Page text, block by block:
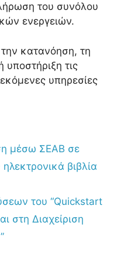
του συνόλου
ενεργειών.
κατανόηση, τη
υποστήριξη τις
υπηρεσίες
μέσω ΣΕΑΒ σε
βιβλία
του “Quickstart
στη Διαχείριση